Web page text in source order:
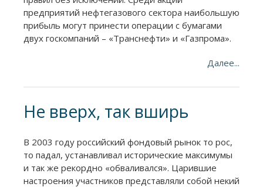
предприятий нефтегазового сектора наибольшую
прибыль могут принести операции с бумагами
двух госкомпаний – «Транснефти» и «Газпрома».
Далее...
Не вверх, так вширь
В 2003 году российский фондовый рынок то рос,
то падал, устанавливал исторические максимумы
и так же рекордно «обваливался». Царившие
настроения участников представляли собой некий